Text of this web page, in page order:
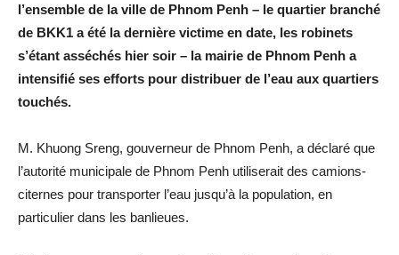
l’ensemble de la ville de Phnom Penh – le quartier branché
de BKK1 a été la dernière victime en date, les robinets
s’étant asséchés hier soir – la mairie de Phnom Penh a
intensifié ses efforts pour distribuer de l’eau aux quartiers
touchés.
M. Khuong Sreng, gouverneur de Phnom Penh, a déclaré que
l’autorité municipale de Phnom Penh utiliserait des camions-
citernes pour transporter l’eau jusqu’à la population, en
particulier dans les banlieues.